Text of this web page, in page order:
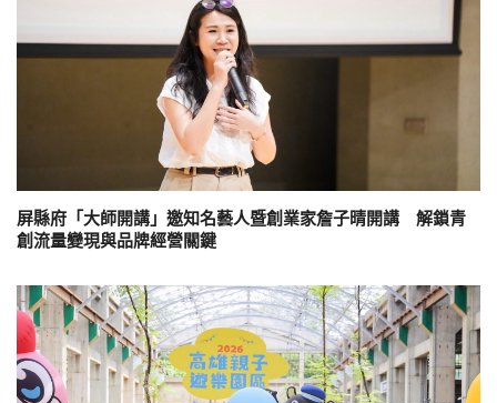
屏縣府「大師開講」邀知名藝人暨創業家詹子晴開講 解鎖青
創流量變現與品牌經營關鍵